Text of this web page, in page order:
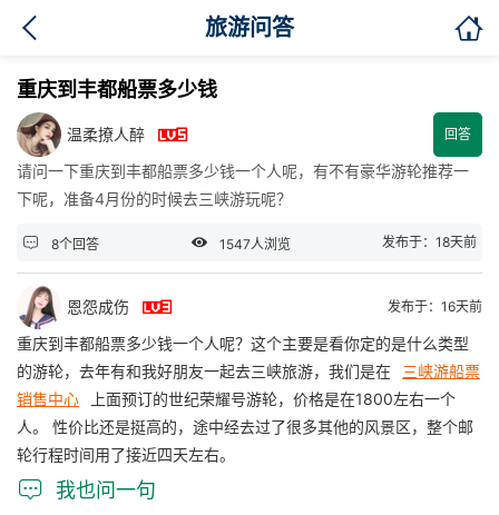
旅游问答 
重庆到丰都船票多少钱
温柔撩人醉  回答
请问一下重庆到丰都船票多少钱一个人呢，有不有豪华游轮推荐一
下呢，准备4月份的时候去三峡游玩呢？
 8个回答  1547人浏览 发布于：18天前
恩怨成伤  发布于：16天前
重庆到丰都船票多少钱一个人呢？这个主要是看你定的是什么类型
的游轮，去年有和我好朋友一起去三峡旅游，我们是在
三峡游船票
销售中心
上面预订的世纪荣耀号游轮，价格是在1800左右一个
人。 性价比还是挺高的，途中经去过了很多其他的风景区，整个邮
轮行程时间用了接近四天左右。
 我也问一句